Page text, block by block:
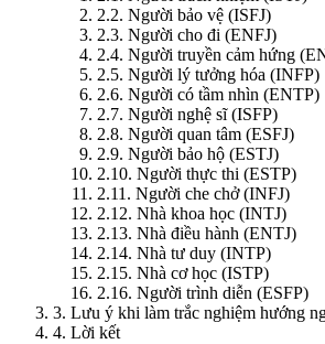
2.2. Người bảo vệ (ISFJ)
2.3. Người cho đi (ENFJ)
2.4. Người truyền cảm hứng
2.5. Người lý tưởng hóa (INFP)
2.6. Người có tầm nhìn (ENTP)
2.7. Người nghệ sĩ (ISFP)
2.8. Người quan tâm (ESFJ)
2.9. Người bảo hộ (ESTJ)
2.10. Người thực thi (ESTP)
2.11. Người che chở (INFJ)
2.12. Nhà khoa học (INTJ)
2.13. Nhà điều hành (ENTJ)
2.14. Nhà tư duy (INTP)
2.15. Nhà cơ học (ISTP)
2.16. Người trình diễn (ESFP)
3. Lưu ý khi làm trắc nghiệm hướng
4. Lời kết